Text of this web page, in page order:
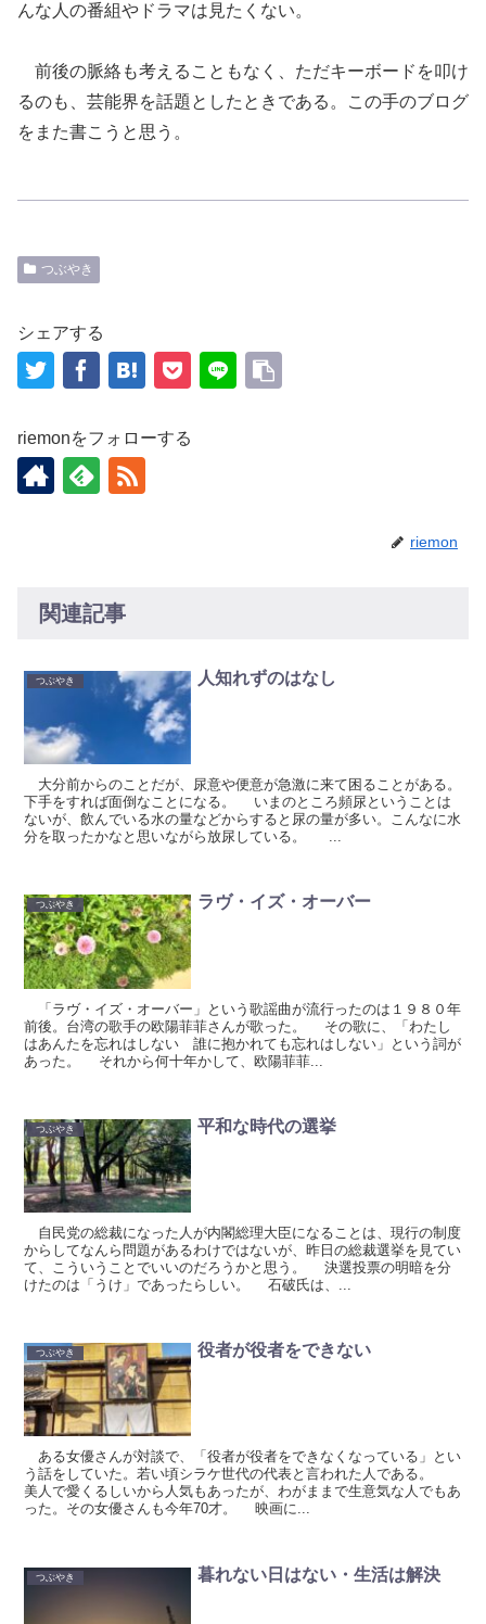
んな人の番組やドラマは見たくない。
前後の脈絡も考えることもなく、ただキーボードを叩け
るのも、芸能界を話題としたときである。この手のブログ
をまた書こうと思う。
つぶやき
シェアする
riemonをフォローする
riemon
関連記事
つぶやき 人知れずのはなし
大分前からのことだが、尿意や便意が急激に来て困ることがある。
下手をすれば面倒なことになる。 いまのところ頻尿ということは
ないが、飲んでいる水の量などからすると尿の量が多い。こんなに水
分を取ったかなと思いながら放尿している。 ...
つぶやき ラヴ・イズ・オーバー
「ラヴ・イズ・オーバー」という歌謡曲が流行ったのは１９８０年
前後。台湾の歌手の欧陽菲菲さんが歌った。 その歌に、「わたし
はあんたを忘れはしない 誰に抱かれても忘れはしない」という詞が
あった。 それから何十年かして、欧陽菲菲...
つぶやき 平和な時代の選挙
自民党の総裁になった人が内閣総理大臣になることは、現行の制度
からしてなんら問題があるわけではないが、昨日の総裁選挙を見てい
て、こういうことでいいのだろうかと思う。 決選投票の明暗を分
けたのは「うけ」であったらしい。 石破氏は、...
つぶやき 役者が役者をできない
ある女優さんが対談で、「役者が役者をできなくなっている」とい
う話をしていた。若い頃シラケ世代の代表と言われた人である。
美人で愛くるしいから人気もあったが、わがままで生意気な人でもあ
った。その女優さんも今年70才。 映画に...
つぶやき 暮れない日はない・生活は解決